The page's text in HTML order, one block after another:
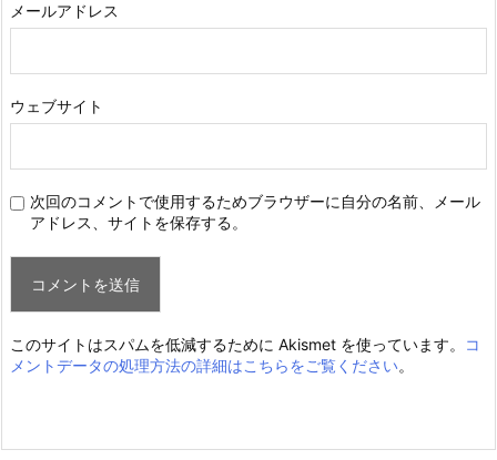
メールアドレス
ウェブサイト
次回のコメントで使用するためブラウザーに自分の名前、メール
アドレス、サイトを保存する。
このサイトはスパムを低減するために Akismet を使っています。
コ
メントデータの処理方法の詳細はこちらをご覧ください。